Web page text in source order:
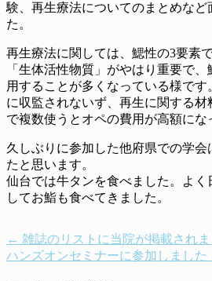
験、再生療法についてのまとめなど
た。
再生療法に関しては、鰓性の3要素
「生体活性物質」がやはり重要で
用することが多くなっている様で
に収監されないず、再生に関する
で複数使うとオペの費用が高額にな
久しぶりに参加した他府県での学会
たと思います。
仙台では牛タンを食べました。よ
してお鮨も食べてきました。
← 雑誌のリストに当院が掲載されま
ハンズオンセミナーに参加しました